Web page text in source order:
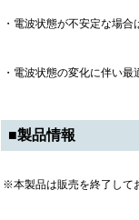
・電波状態が不安定な場
・電波状態の変化に伴い
■製品情報
※本製品は販売を終了して